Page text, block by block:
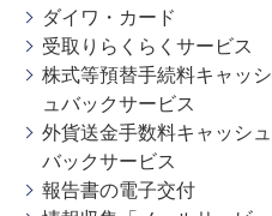
ダイワ・カード
受取りらくらくサービス
株式等預替手続料キャッシ
ュバックサービス
外貨送金手数料キャッシュ
バックサービス
報告書の電子交付